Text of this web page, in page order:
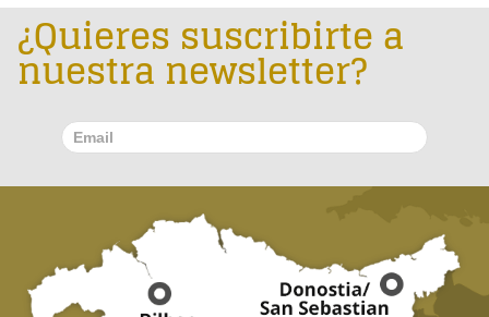
¿Quieres suscribirte a
nuestra newsletter?